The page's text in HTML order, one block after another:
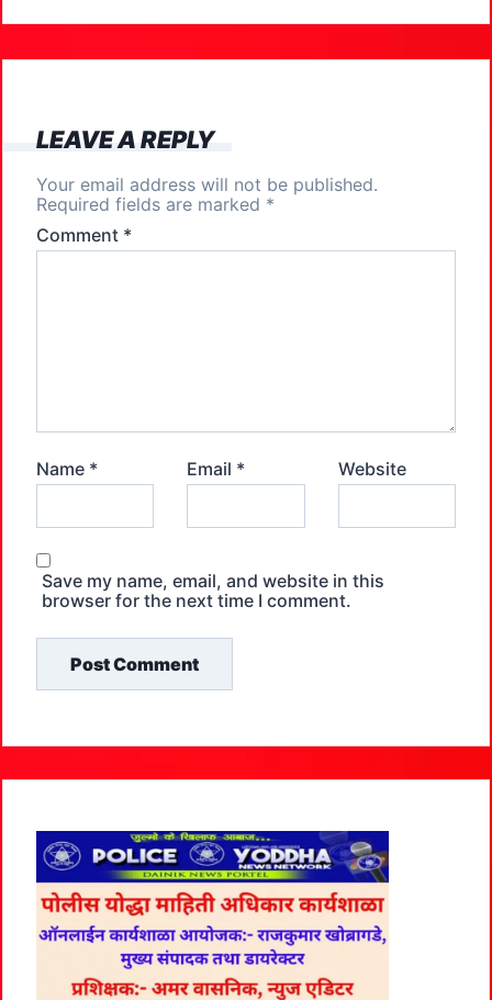
b
o
k
d
o
LEAVE A REPLY
Your email address will not be published.
Required fields are marked *
Comment *
Name * Email * Website
Save my name, email, and website in this
browser for the next time I comment.